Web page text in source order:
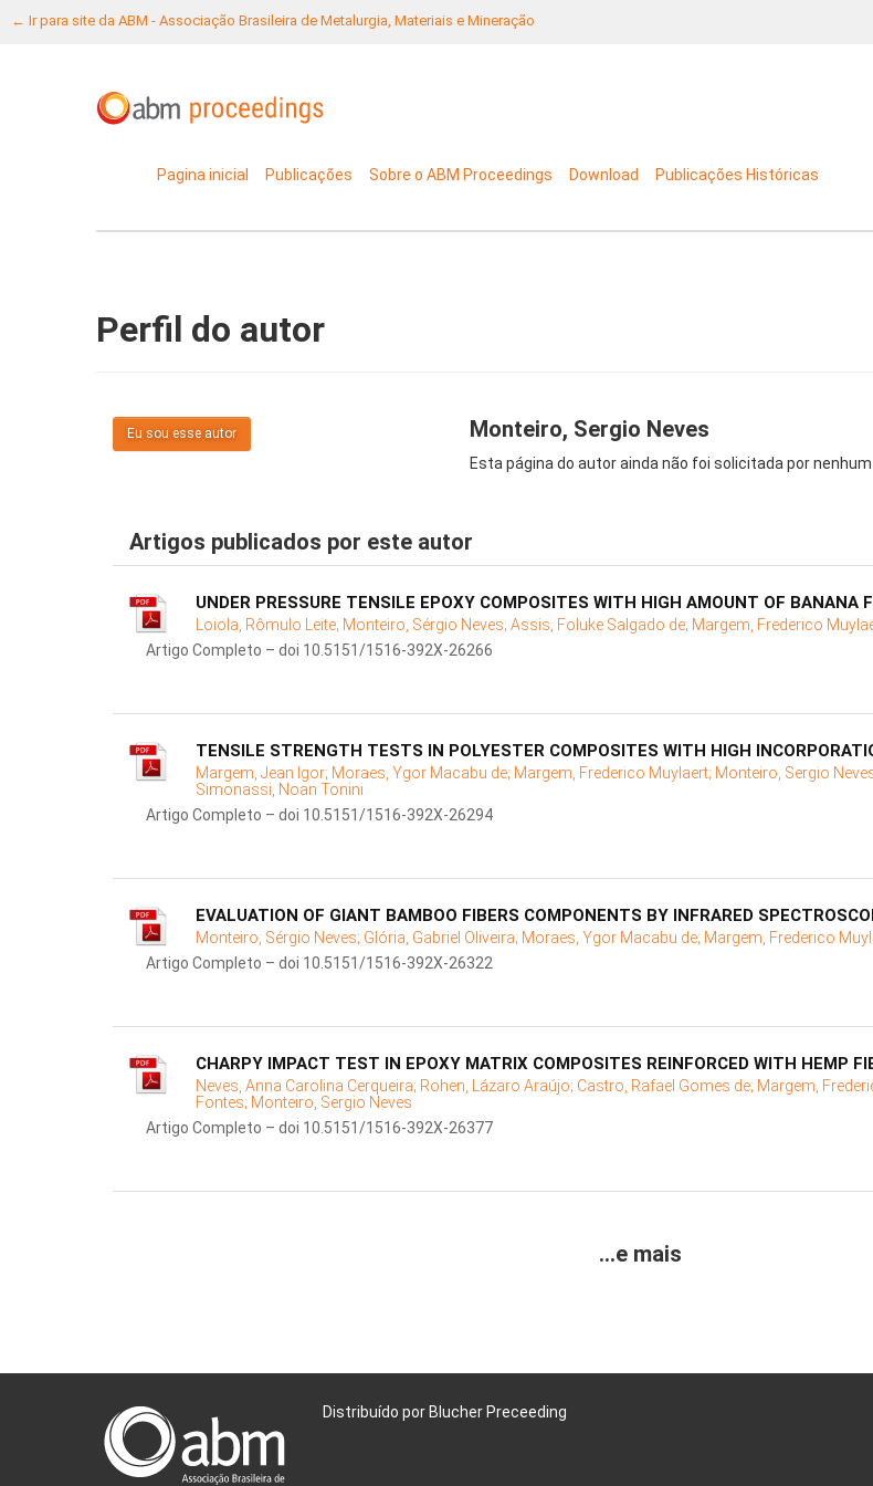
← Ir para site da ABM - Associação Brasileira de Metalurgia, Materiais e Mineração
Pagina inicial Publicações Sobre o ABM Proceedings Download Publicações Históricas
Perfil do autor
Eu sou esse autor Monteiro, Sergio Neves
Esta página do autor ainda não foi solicitada por
Artigos publicados por este autor
UNDER PRESSURE TENSILE EPOXY COMPOSITES WITH HIGH AMOUNT OF BANANA
Loiola, Rômulo Leite; Monteiro, Sérgio Neves; Assis, Foluke Salgado de; Margem, Frederico
Artigo Completo – doi 10.5151/1516-392X-26266
TENSILE STRENGTH TESTS IN POLYESTER COMPOSITES WITH HIGH
Margem, Jean Igor; Moraes, Ygor Macabu de; Margem, Frederico Muylaert; Monteiro, Sergio
Simonassi, Noan Tonini
Artigo Completo – doi 10.5151/1516-392X-26294
EVALUATION OF GIANT BAMBOO FIBERS COMPONENTS BY INFRARED
Monteiro, Sérgio Neves; Glória, Gabriel Oliveira; Moraes, Ygor Macabu de; Margem, Frederico
Artigo Completo – doi 10.5151/1516-392X-26322
CHARPY IMPACT TEST IN EPOXY MATRIX COMPOSITES REINFORCED WITH HEMP
Neves, Anna Carolina Cerqueira; Rohen, Lázaro Araújo; Castro, Rafael Gomes de; Margem,
Fontes; Monteiro, Sergio Neves
Artigo Completo – doi 10.5151/1516-392X-26377
...e mais
Distribuído por Blucher Preceeding